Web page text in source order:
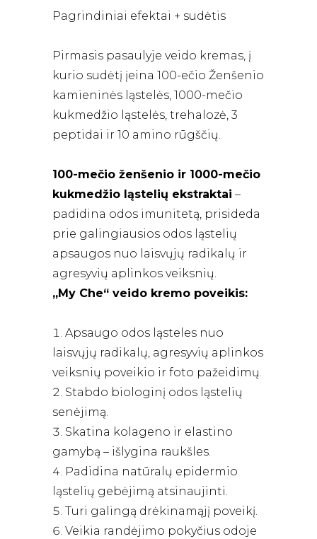
Pagrindiniai efektai + sudėtis
Pirmasis pasaulyje veido kremas, į
kurio sudėtį įeina 100-ečio Ženšenio
kamieninės ląstelės, 1000-mečio
kukmedžio ląstelės, trehalozė, 3
peptidai ir 10 amino rūgščių.
100-mečio ženšenio ir 1000-mečio
kukmedžio ląstelių ekstraktai –
padidina odos imunitetą, prisideda
prie galingiausios odos ląstelių
apsaugos nuo laisvųjų radikalų ir
agresyvių aplinkos veiksnių.
„My Che“ veido kremo poveikis:
Apsaugo odos ląsteles nuo
laisvųjų radikalų, agresyvių aplinkos
veiksnių poveikio ir foto pažeidimų.
Stabdo biologinį odos ląstelių
senėjimą.
Skatina kolageno ir elastino
gamybą – išlygina raukšles.
Padidina natūralų epidermio
ląstelių gebėjimą atsinaujinti.
Turi galingą drėkinamąjį poveikį.
Veikia randėjimo pokyčius odoje